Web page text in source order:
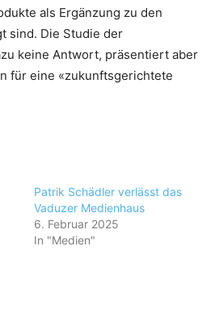
als Ergänzung zu den
sind. Die Studie der
keine Antwort, präsentiert aber
für eine «zukunftsgerichtete
Patrik Schädler verlässt das
Vaduzer Medienhaus
6. Februar 2025
In "Medien"